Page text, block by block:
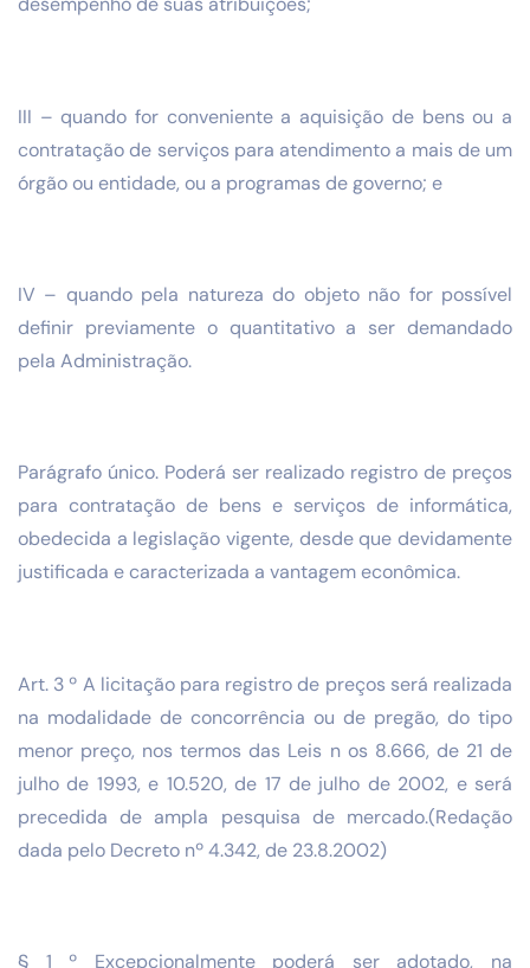
III – quando for conveniente a aquisição de bens ou a
contratação de serviços para atendimento a mais de um
órgão ou entidade, ou a programas de governo; e
IV – quando pela natureza do objeto não for possível
definir previamente o quantitativo a ser demandado
pela Administração.
Parágrafo único. Poderá ser realizado registro de preços
para contratação de bens e serviços de informática,
obedecida a legislação vigente, desde que devidamente
justificada e caracterizada a vantagem econômica.
Art. 3 º A licitação para registro de preços será realizada
na modalidade de concorrência ou de pregão, do tipo
menor preço, nos termos das Leis n os 8.666, de 21 de
julho de 1993, e 10.520, de 17 de julho de 2002, e será
precedida de ampla pesquisa de mercado.(Redação
dada pelo Decreto nº 4.342, de 23.8.2002)
§ 1 º Excepcionalmente poderá ser adotado, na